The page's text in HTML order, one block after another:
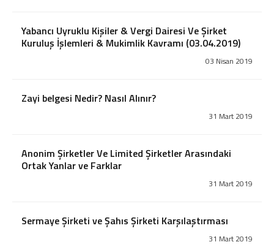
Menkul Kıymet Kazançlarının Vergilendirilmesi
Beyanname Verme ve Ödeme Süreleri
Bilgi Bankası
TTK
Diğerleri
Kariyer
Yabancı Uyruklu Kişiler & Vergi Dairesi Ve Şirket
Kuruluş İşlemleri & Mukimlik Kavramı (03.04.2019)
03 Nisan 2019
Zayi belgesi Nedir? Nasıl Alınır?
31 Mart 2019
Anonim Şirketler Ve Limited Şirketler Arasındaki
Ortak Yanlar ve Farklar
31 Mart 2019
Sermaye Şirketi ve Şahıs Şirketi Karşılaştırması
31 Mart 2019